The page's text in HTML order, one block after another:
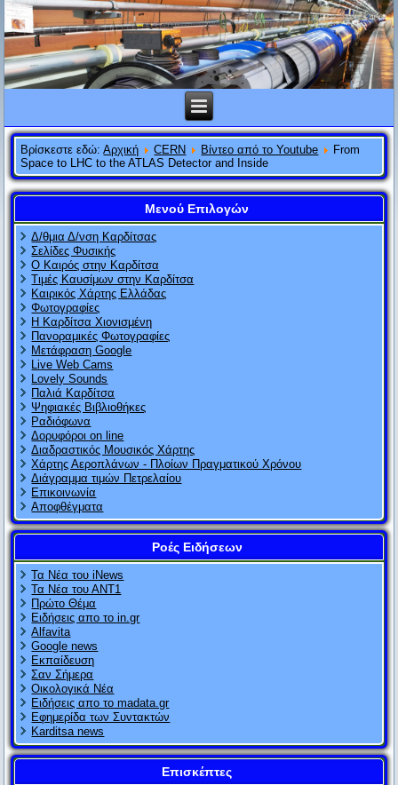
Βρίσκεστε εδώ:Αρχική CERN Βίντεο από το Youtube
From
Space to LHC to the ATLAS Detector and Inside
Μενού Επιλογών
Δ/θμια Δ/νση Καρδίτσας
Σελίδες Φυσικής
Ο Καιρός στην Καρδίτσα
Τιμές Καυσίμων στην Καρδίτσα
Καιρικός Χάρτης Ελλάδας
Φωτογραφίες
Η Καρδίτσα Χιονισμένη
Πανοραμικές Φωτογραφίες
Μετάφραση Google
Live Web Cams
Lovely Sounds
Παλιά Καρδίτσα
Ψηφιακές Βιβλιοθήκες
Ραδιόφωνα
Δορυφόροι on line
Διαδραστικός Μουσικός Χάρτης
Χάρτης Αεροπλάνων - Πλοίων Πραγματικού Χρόνου
Διάγραμμα τιμών Πετρελαίου
Επικοινωνία
Αποφθέγματα
Ροές Ειδήσεων
Τα Νέα του iNews
Τα Νέα του ΑΝΤ1
Πρώτο Θέμα
Ειδήσεις απο το in.gr
Alfavita
Google news
Εκπαίδευση
Σαν Σήμερα
Οικολογικά Νέα
Ειδήσεις απο το madata.gr
Εφημερίδα των Συντακτών
Karditsa news
Επισκέπτες